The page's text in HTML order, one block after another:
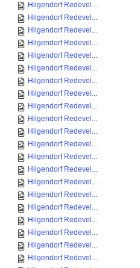
Hilgendorf Redevel...
Hilgendorf Redevel...
Hilgendorf Redevel...
Hilgendorf Redevel...
Hilgendorf Redevel...
Hilgendorf Redevel...
Hilgendorf Redevel...
Hilgendorf Redevel...
Hilgendorf Redevel...
Hilgendorf Redevel...
Hilgendorf Redevel...
Hilgendorf Redevel...
Hilgendorf Redevel...
Hilgendorf Redevel...
Hilgendorf Redevel...
Hilgendorf Redevel...
Hilgendorf Redevel...
Hilgendorf Redevel...
Hilgendorf Redevel...
Hilgendorf Redevel...
Hilgendorf Redevel...